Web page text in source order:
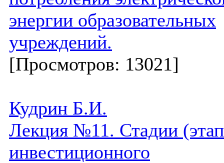
энергии образовательных
учреждений.
[Просмотров: 13021]
Кудрин Б.И.
Лекция №11. Стадии
инвестиционного